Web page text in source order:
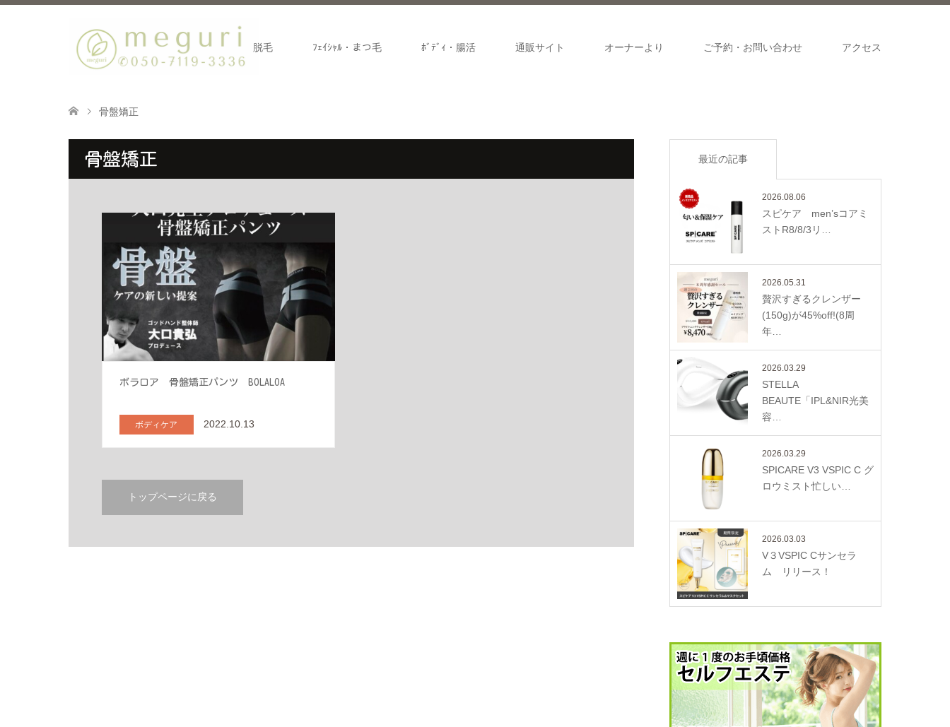
脱毛 ﾌｪｲｼｬﾙ・まつ毛 ﾎﾞﾃﾞｨ・腸活 通販サイト オーナーより ご予約・お問い合わせ アクセス
骨盤矯正
骨盤矯正
ボラロア 骨盤矯正パンツ BOLALOA
ボディケア 2022.10.13
トップページに戻る
最近の記事
2026.08.06
スピケア men’sコアミ
ストR8/8/3リ…
2026.05.31
贅沢すぎるクレンザー
(150g)が45%off!(8周
年…
2026.03.29
STELLA
BEAUTE「IPL&NIR光美
容…
2026.03.29
SPICARE V3 VSPIC C グ
ロウミスト忙しい…
2026.03.03
V３VSPIC Cサンセラ
ム リリース！